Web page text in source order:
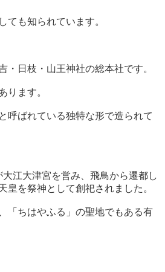
ても知られています。
・日枝・山王神社の総本社です。
ります。
呼ばれている独特な形で造られて
江大津宮を営み、飛鳥から遷都し
皇を祭神として創祀されました。
「ちはやふる」の聖地でもある有